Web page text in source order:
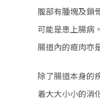
腹部有腫塊及鎖
可能是患上腸病
腸道內的瘜肉亦
除了腸道本身的
着大大小小的消